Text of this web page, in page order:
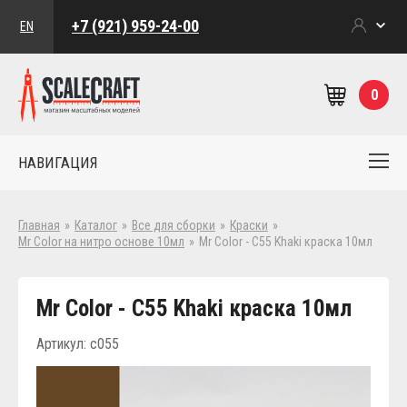
EN +7 (921) 959-24-00
0
НАВИГАЦИЯ
Главная » Каталог » Все для сборки » Краски »
Mr Color на нитро основе 10мл » Mr Color - C55 Khaki краска 10мл
Mr Color - C55 Khaki краска 10мл
Артикул: c055